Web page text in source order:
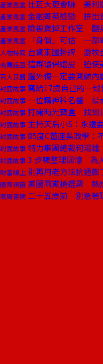
產業風雲 比巨大更會賺 美利
產業風雲 金融菁英憨勁 拚出
產業風雲 險被賣掉工作室 翻
產業風雲 「身價」可估 一部
人物特寫 台資柬國掛牌 游牧
商周話題 這群環保嬉皮 迫使
百大良醫 腦外傷一定要測顱內
封面故事 寫給17歲自己的一封
封面故事 一位精神科名醫 最
封面故事 打開時光寶盒 找到
封面故事 主持天后小S：永遠
封面故事 85度C董座吳政學：
封面故事 特力集團總裁何湯雄
封面故事 3 步驟整理回憶 為
財富線上 別再用老方法抗通膨
國際視窗 美國兩黨搶選票 熱
商周書摘 二十五歲前 別急著